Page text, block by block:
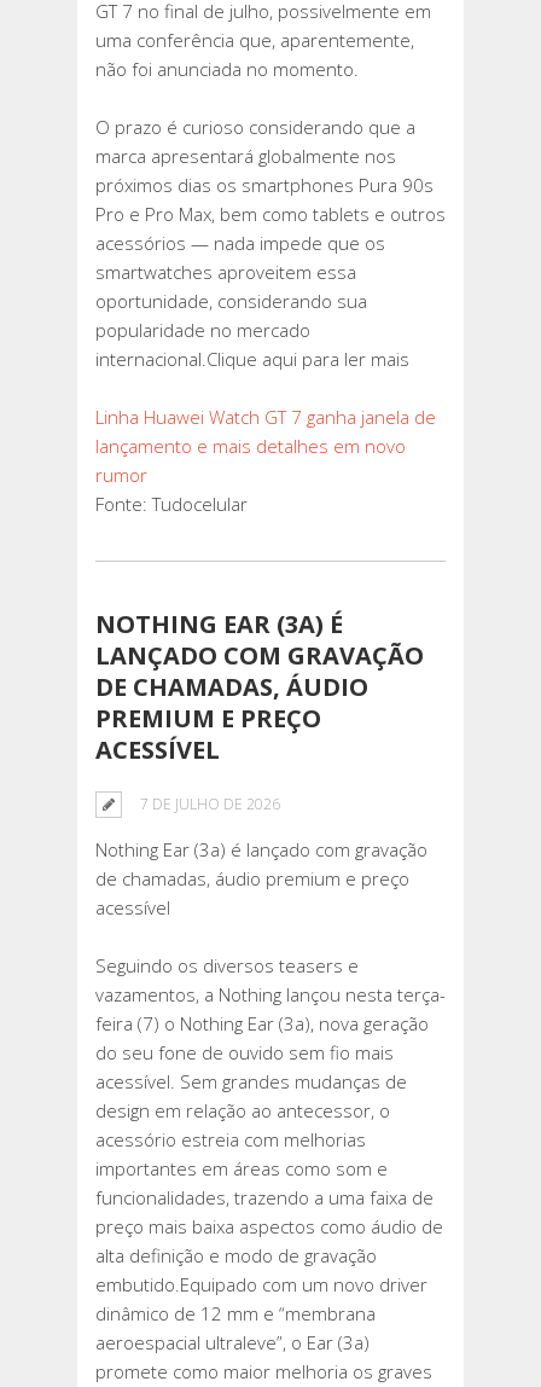
GT 7 no final de julho, possivelmente em
uma conferência que, aparentemente,
não foi anunciada no momento.
O prazo é curioso considerando que a
marca apresentará globalmente nos
próximos dias os smartphones Pura 90s
Pro e Pro Max, bem como tablets e outros
acessórios — nada impede que os
smartwatches aproveitem essa
oportunidade, considerando sua
popularidade no mercado
internacional.Clique aqui para ler mais
Linha Huawei Watch GT 7 ganha janela de
lançamento e mais detalhes em novo
rumor
Fonte: Tudocelular
NOTHING EAR (3A) É
LANÇADO COM GRAVAÇÃO
DE CHAMADAS, ÁUDIO
PREMIUM E PREÇO
ACESSÍVEL
7 DE JULHO DE 2026
Nothing Ear (3a) é lançado com gravação
de chamadas, áudio premium e preço
acessível
Seguindo os diversos teasers e
vazamentos, a Nothing lançou nesta terça-
feira (7) o Nothing Ear (3a), nova geração
do seu fone de ouvido sem fio mais
acessível. Sem grandes mudanças de
design em relação ao antecessor, o
acessório estreia com melhorias
importantes em áreas como som e
funcionalidades, trazendo a uma faixa de
preço mais baixa aspectos como áudio de
alta definição e modo de gravação
embutido.Equipado com um novo driver
dinâmico de 12 mm e “membrana
aeroespacial ultraleve”, o Ear (3a)
promete como maior melhoria os graves